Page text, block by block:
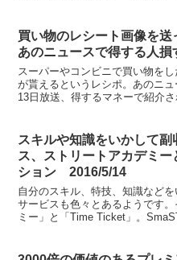
買い物のレシート画像を
あのニュースで得する人
スーパーやコンビニで買い物を
が貰えるというレシポ。あのニ
13日放送、得するマネーで紹介さ
スキルや知識をいかして
ス、ストリートアカデミ
ション 2016/5/14
自分のスキル、特技、知識など
サービスも色々とあるようです
ミー」と「Time Ticket」。